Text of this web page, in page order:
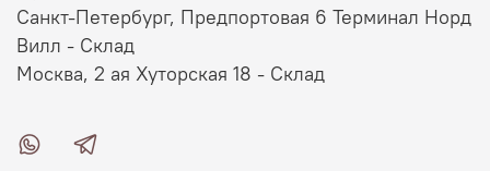
Санкт-Петербург, Предпортовая 6 Терминал Норд
Вилл - Склад
Москва, 2 ая Хуторская 18 - Склад